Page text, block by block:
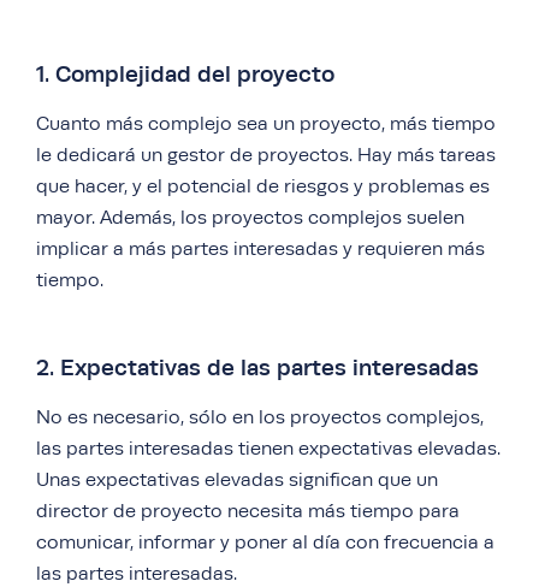
1. Complejidad del proyecto
Cuanto más complejo sea un proyecto, más tiempo
le dedicará un gestor de proyectos. Hay más tareas
que hacer, y el potencial de riesgos y problemas es
mayor. Además, los proyectos complejos suelen
implicar a más partes interesadas y requieren más
tiempo.
2. Expectativas de las partes interesadas
No es necesario, sólo en los proyectos complejos,
las partes interesadas tienen expectativas elevadas.
Unas expectativas elevadas significan que un
director de proyecto necesita más tiempo para
comunicar, informar y poner al día con frecuencia a
las partes interesadas.